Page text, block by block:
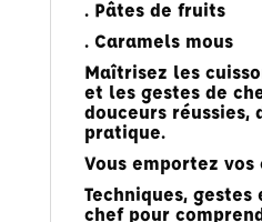
. Pâtes de fruits
. Caramels mous
Maîtrisez les
et les gestes de
douceurs
pratique.
Vous emportez
Techniques, gestes
chef pour